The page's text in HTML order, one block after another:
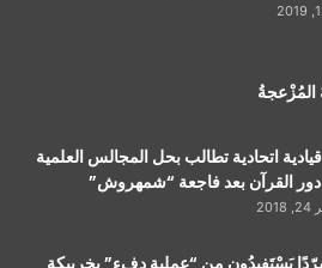
المُزْعجةُ
اتحادية تطالب بحل المجالس العلمية
دور القرآن بعد فاجعة “شمهروش”